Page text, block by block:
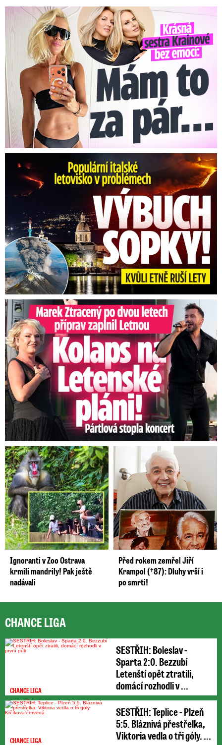
Krásná sestra Krainové bez emocí: Mám to za pár…
Erupce sicilské sopky Etny: Ruší desítky letů
Marek Ztracený na Letné: Pártlová stopla koncert
Ignoranti v Zoo Ostrava
krmili mandrily! Pak ještě
nadávali
Před rokem zemřel Jiří
Krampol (†87): Dluhy vrší i
po smrti!
CHANCE LIGA
CHANCE LIGA
SESTŘIH: Boleslav -
Sparta 2:0. Bezzubí
Letenští opět ztratili,
domácí rozhodli v ...
CHANCE LIGA
SESTŘIH: Teplice - Plzeň
5:5. Bláznivá přestřelka,
Viktoria vedla o tři góly. ...